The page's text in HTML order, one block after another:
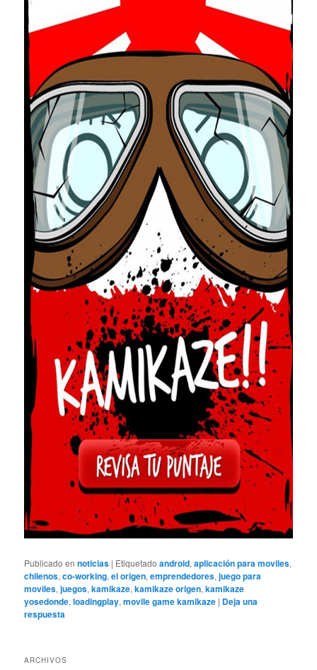
Publicado en noticias | Etiquetado android,aplicación para moviles,
chilenos,co-working,el origen,emprendedores,juego para
moviles,juegos,kamikaze,kamikaze origen,kamikaze
yosedonde,loadingplay,movile game kamikaze | Deja una
respuesta
ARCHIVOS